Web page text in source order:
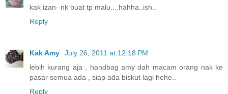
kak izan- nk buat tp malu....hahha..ish..
Reply
Kak Amy
July 26, 2011 at 12:18 PM
lebih kurang aja , handbag amy dah macam orang nak ke
pasar semua ada , siap ada biskut lagi hehe..
Reply